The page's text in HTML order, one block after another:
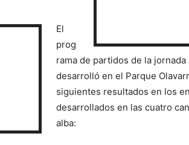
El
prog
rama de partidos de la
desarrolló en el Parque
siguientes resultados en los
desarrollados en las cuatro
alba: